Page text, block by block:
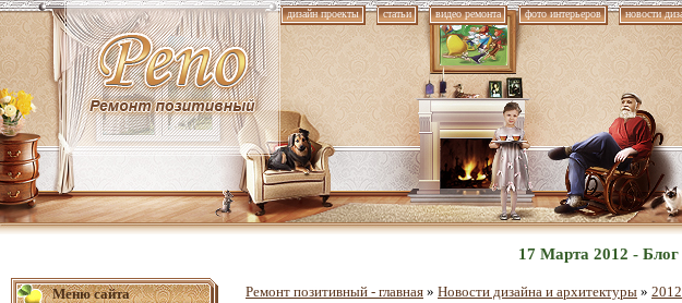
дизайн проекты статьи видео ремонта фото интерьеров новости
17 Марта 2012 -
Меню сайта Ремонт позитивный - главная » Новости дизайна и архитектуры » 2012